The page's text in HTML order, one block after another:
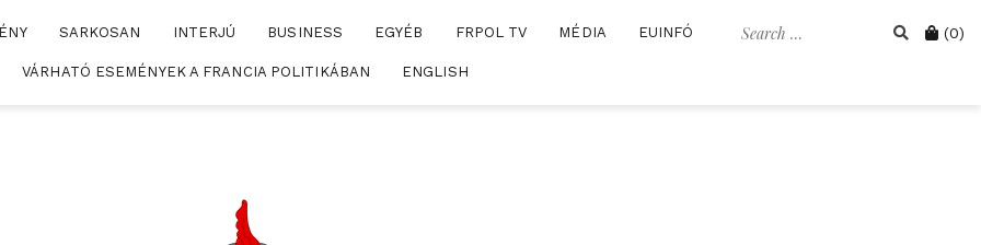
Search Cart
(0)
SARKOSAN INTERJÚ BUSINESS EGYÉB FRPOL TV MÉDIA EUINFÓ
VÁRHATÓ ESEMÉNYEK A FRANCIA POLITIKÁBAN ENGLISH